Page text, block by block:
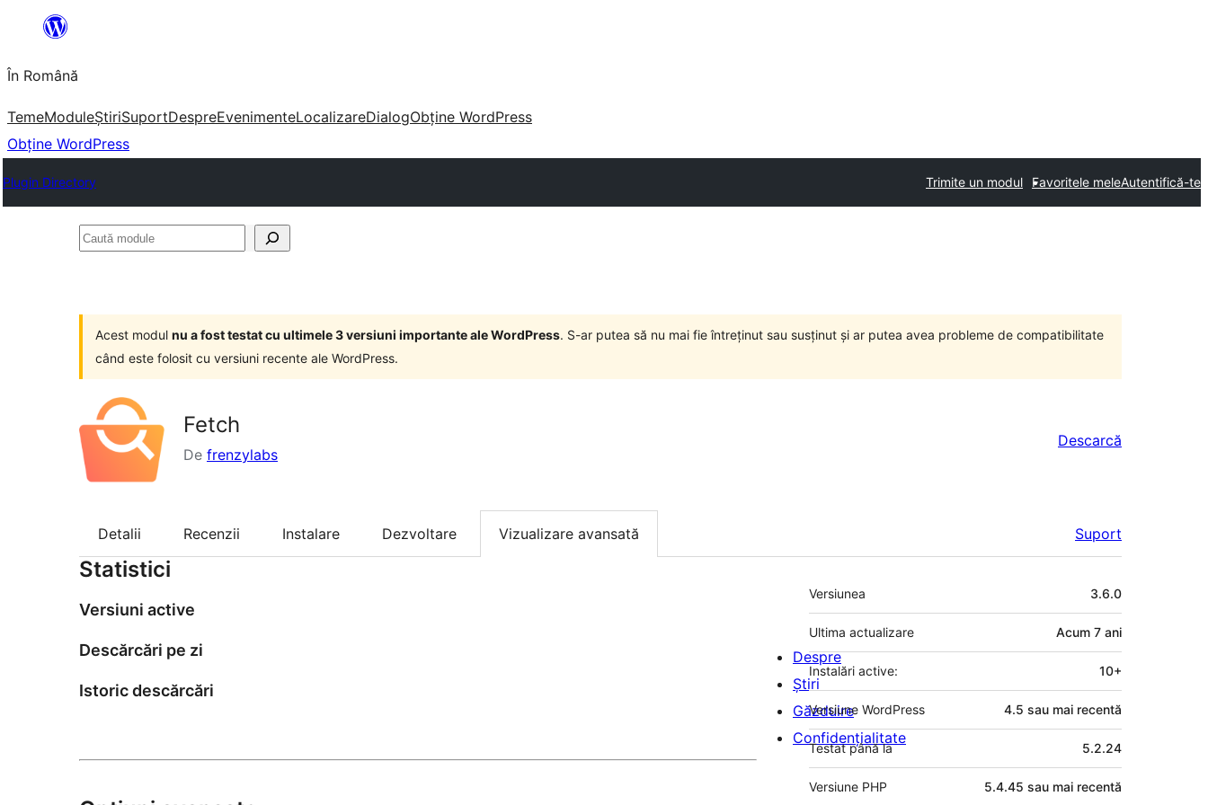
conținut
În Română
TemeModuleȘtiriSuportDespreEvenimenteLocalizareDialogObține WordPress
Obține WordPress
Plugin Directory Trimite un modul Favoritele meleAutentifică-te
Caută
Acest modul nu a fost testat cu ultimele 3 versiuni importante ale WordPress. S-ar putea să nu mai fie întreținut sau susținut și ar putea avea probleme de compatibilitate
când este folosit cu versiuni recente ale WordPress.
Fetch
De frenzylabs
Descarcă
Detalii Recenzii Instalare Dezvoltare Vizualizare avansată Suport
Statistici
Versiuni active
Descărcări pe zi
Istoric descărcări
Meta
Versiunea 3.6.0
Ultima actualizare Acum 7 ani
Instalări active: 10+
Versiune WordPress 4.5 sau mai recentă
Testat până la 5.2.24
Versiune PHP 5.4.45 sau mai recentă
Despre
Știri
Găzduire
Confidențialitate